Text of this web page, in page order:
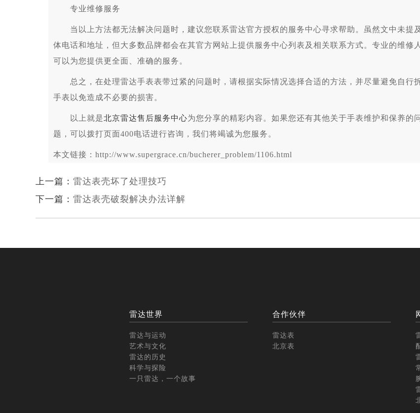
专业维修服务
当以上方法都无法解决问题时，建议您联系雷达官方授权的服务中心寻求帮助。虽然文中未提
体电话和地址，但大多数品牌都会在其官方网站上提供服务中心列表及相关联系方式。专业的维修
可以为您提供更全面、准确的服务。
总之，在处理雷达手表表带过紧的问题时，请根据实际情况选择合适的方法，并尽量避免自行
手表以免造成不必要的损害。
以上就是北京雷达售后服务中心为您分享的精彩内容。如果您还有其他关于手表维护和保养的问
题，可以拨打页面400电话进行咨询，我们将竭诚为您服务。
本文链接：http://www.supergrace.cn/bucherer_problem/1106.html
上一篇： 雷达表壳坏了处理技巧
下一篇： 雷达表壳破裂解决办法详解
雷达世界
雷达与运动
艺术与文化
雷达的历史
科学与探险
一只雷达，一个故事
合作伙伴
雷达表
北京表